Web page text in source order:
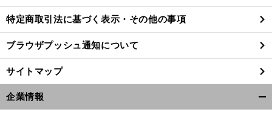
特定商取引法に基づく表示・その他の事項
ブラウザプッシュ通知について
サイトマップ
企業情報